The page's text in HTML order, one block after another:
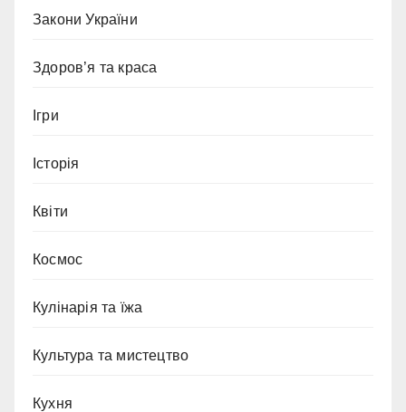
Закони України
Здоров’я та краса
Ігри
Історія
Квіти
Космос
Кулінарія та їжа
Культура та мистецтво
Кухня